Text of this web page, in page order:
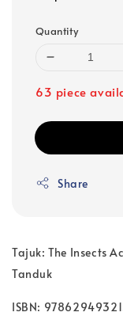
Quantity
63 piece
Share
Tajuk: The Insects
Tanduk
ISBN: